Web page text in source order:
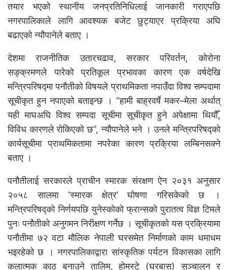
तयार भएको स्थानीय जनप्रतिनिधिलाई जानकारी गराएपछि
नगरपालिकाले लागि आवश्यक बजेट छुट्याएर प्रक्रिया अघि
बढाएको न्यौपानेले बताए ।
देशमा राजनीतिक उतारचढाव, सरकार परिवर्तन, कोरोना
सङ्क्रमणले पारेको प्रतिकूल प्रभावका कारण एक वर्षदेखि
मन्त्रिपरिषद्मा पनौतीको विषयले प्राथमिकता नपाउँदा विश्व सम्पदामा
सूचीकृत हुन नपाएको बताइन्छ । “हामी बाह्रवर्षे मकर–मेला अर्थात्
यही माघअघि विश्व सम्पदा सूचीमा सूचीकृत हुने अपेक्षामा थियौँ,
विविध कारणले रोकिएको छ”, न्यौपानेले भने । उनले मन्त्रिपरिषद्को
कार्यसूचीमा प्राथमिकतामा नपरेका कारण प्रक्रिया लम्बिनसक्ने
बताए ।
पनौतीलाई सरकारले प्राचीन स्मारक संरक्षण ऐन २०३१ अनुसार
२०५८ सालमा ‘स्मारक क्षेत्र’ घोषणा गरिसकेको छ ।
मन्त्रिपरिषद्को निर्णयपछि युनेस्कोको फ्रान्सको पुरातत्व विज्ञ टिमले
पुनः पनौतीको अनुगमन निरीक्षण गर्नेछ । सूचीकृतको यस प्रक्रियामा
पनौतीमा ७२ वटा मौलिक नेपाली घरसमेत निर्माणको काम धमाधम
भइरहेको छ । नगरपालिकाद्वारा सांस्कृतिक पर्यटन विकासका लागि
कलात्मक काठ बनाउने तालिम, होमस्टे (घरबास) सञ्चालन र